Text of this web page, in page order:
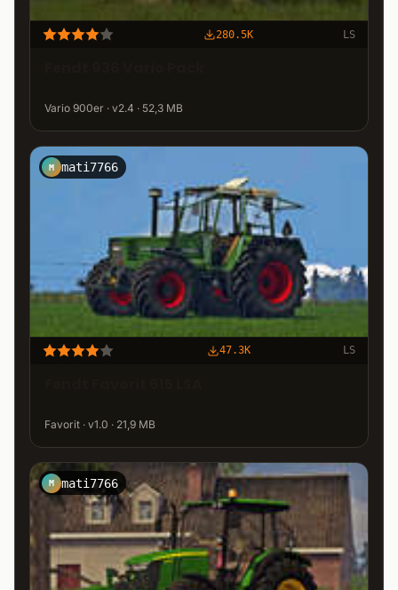
280.5K LS
Vario 900er · v2.4 · 52,3 MB
M mati7766
47.3K LS
Favorit · v1.0 · 21,9 MB
M mati7766